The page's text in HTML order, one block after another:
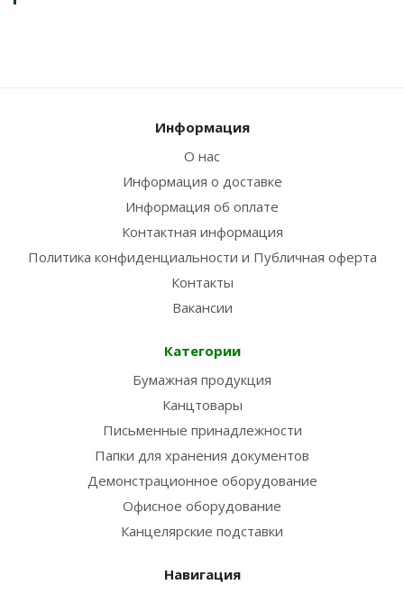
Информация
О нас
Информация о доставке
Информация об оплате
Контактная информация
Политика конфиденциальности и Публичная оферта
Контакты
Вакансии
Категории
Бумажная продукция
Канцтовары
Письменные принадлежности
Папки для хранения документов
Демонстрационное оборудование
Офисное оборудование
Канцелярские подставки
Навигация